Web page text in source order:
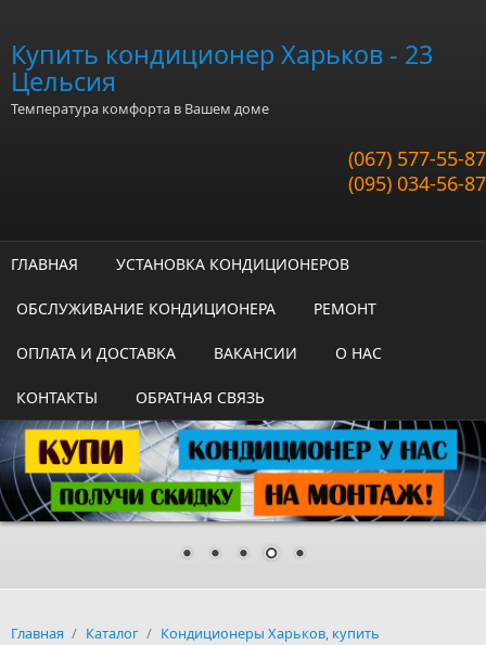
Купить кондиционер Харьков - 23
Цельсия
Температура комфорта в Вашем доме
(067) 577-55-87
(095) 034-56-87
ГЛАВНАЯ УСТАНОВКА КОНДИЦИОНЕРОВ
ОБСЛУЖИВАНИЕ КОНДИЦИОНЕРА РЕМОНТ
ОПЛАТА И ДОСТАВКА ВАКАНСИИ О НАС
КОНТАКТЫ ОБРАТНАЯ СВЯЗЬ
Главная / Каталог / Кондиционеры Харьков, купить